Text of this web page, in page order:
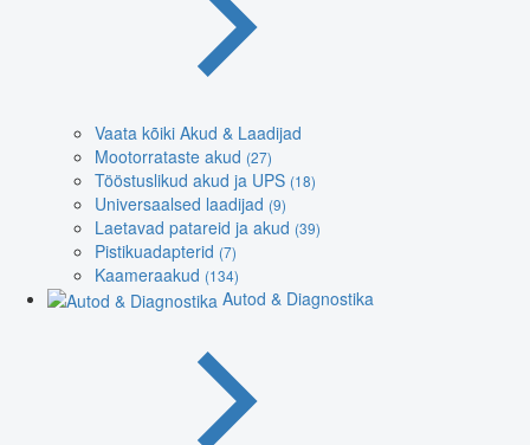
Vaata kõiki Akud & Laadijad
Mootorrataste akud (27)
Tööstuslikud akud ja UPS (18)
Universaalsed laadijad (9)
Laetavad patareid ja akud (39)
Pistikuadapterid (7)
Kaameraakud (134)
Autod & Diagnostika